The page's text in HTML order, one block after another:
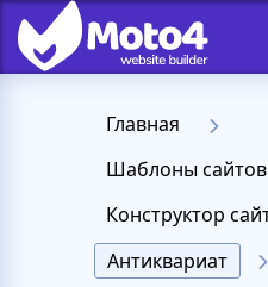
Главная
Шаблоны сайтов
Конструктор
Антиквариат